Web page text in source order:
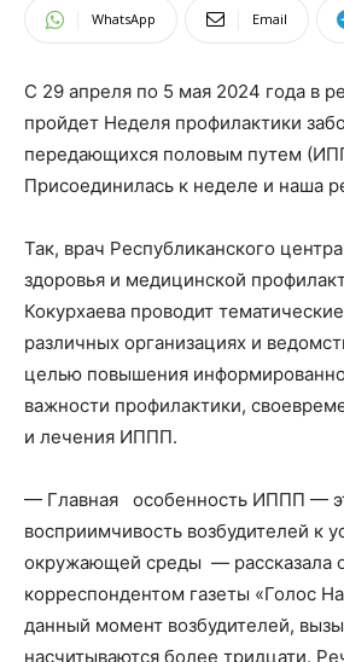
WhatsApp Email
С 29 апреля по 5 мая 2024 года в
пройдет Неделя профилактики
передающихся половым путем
Присоединилась к неделе и наша
Так, врач Республиканского
здоровья и медицинской
Кокурхаева проводит
различных организациях и
целью повышения
важности профилактики,
и лечения ИППП.
— Главная особенность ИППП —
восприимчивость возбудителей к
окружающей среды — рассказала
корреспондентом газеты «Голос
данный момент возбудителей,
насчитываются более тридцати.